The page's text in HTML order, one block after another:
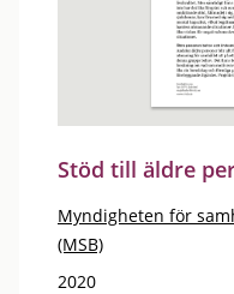
Stöd till äldre
Myndigheten för
(MSB)
2020